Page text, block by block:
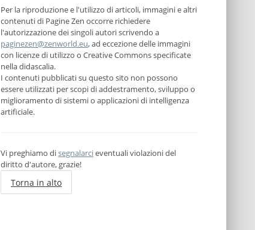
Per la riproduzione e l'utilizzo di articoli, immagini e altri
contenuti di Pagine Zen occorre richiedere
l'autorizzazione dei singoli autori scrivendo a
paginezen@zenworld.eu, ad eccezione delle immagini
con licenze di utilizzo o Creative Commons specificate
nella didascalia.
I contenuti pubblicati su questo sito non possono
essere utilizzati per scopi di addestramento, sviluppo o
miglioramento di sistemi o applicazioni di intelligenza
artificiale.
Vi preghiamo disegnalarcieventuali violazioni del
diritto d'autore, grazie!
Torna in alto